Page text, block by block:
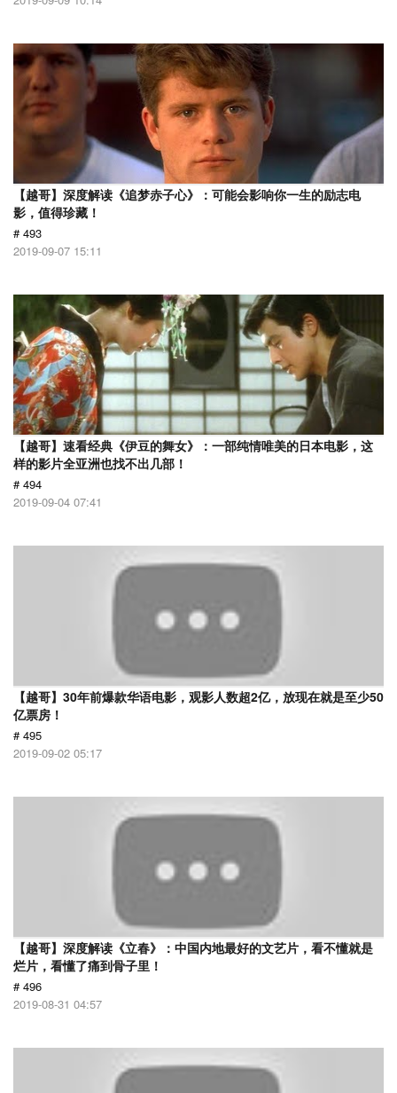
【越哥】深度解读《追梦赤子心》：可能会影响你一生的励志电
影，值得珍藏！
# 493
2019-09-07 15:11
【越哥】速看经典《伊豆的舞女》：一部纯情唯美的日本电影，这
样的影片全亚洲也找不出几部！
# 494
2019-09-04 07:41
【越哥】30年前爆款华语电影，观影人数超2亿，放现在就是至少50
亿票房！
# 495
2019-09-02 05:17
【越哥】深度解读《立春》：中国内地最好的文艺片，看不懂就是
烂片，看懂了痛到骨子里！
# 496
2019-08-31 04:57